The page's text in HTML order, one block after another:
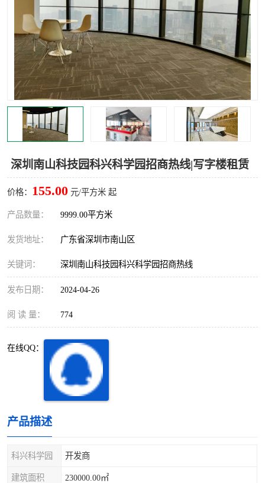
深圳南山科技园科兴科学园招商热线|写字楼租赁
价格： 155.00 元/平方米 起
产品数量： 9999.00平方米
发货地址： 广东省深圳市南山区
关键词： 深圳南山科技园科兴科学园招商热线
发布日期： 2024-04-26
阅 读 量： 774
在线QQ：
产品描述
科兴科学园 开发商
建筑面积 230000.00㎡
深圳宝安 福田车公庙
罗湖水贝 南山南油
龙华 罗湖区
宝安区 西乡
兴东 石岩
车公庙
中心区
南山区 西丽
深圳超级总部基地 后海
龙岗区
光明区